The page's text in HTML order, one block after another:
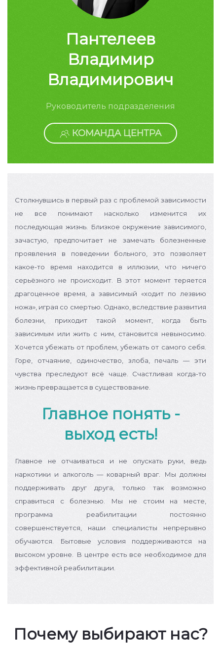
Пантелеев
Владимир
Владимирович
Руководитель подразделения
КОМАНДА ЦЕНТРА
Столкнувшись в первый раз с проблемой зависимости
не все понимают насколько изменится их
последующая жизнь. Близкое окружение зависимого,
зачастую, предпочитает не замечать болезненные
проявления в поведении больного, это позволяет
какое-то время находится в иллюзии, что ничего
серьёзного не происходит.
В этот момент теряется
драгоценное время, а зависимый «ходит по лезвию
ножа», играя со смертью. Однако, вследствие развития
болезни, приходит такой момент, когда быть
зависимым или жить с ним, становится невыносимо.
Хочется убежать от проблем, убежать от самого себя.
Горе, отчаяние, одиночество, злоба, печаль — эти
чувства преследуют всё чаще. Счастливая когда-то
жизнь превращается в существование.
Главное понять -
выход есть!
Главное не отчаиваться и не опускать руки, ведь
наркотики и алкоголь — коварный враг. Мы должны
поддерживать друг друга, только так возможно
справиться с болезнью.
Мы не стоим на месте,
программа реабилитации постоянно
совершенствуется, наши специалисты непрерывно
обучаются. Бытовые условия поддерживаются на
высоком уровне. В центре есть все необходимое для
эффективной реабилитации.
Почему выбирают нас?